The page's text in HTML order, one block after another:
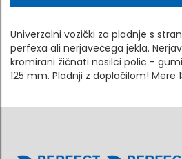
Univerzalni vozički za pladnje s
perfexa ali nerjavečega jekla.
kromirani žičnati nosilci polic -
125 mm. Pladnji z doplačilom! Mere